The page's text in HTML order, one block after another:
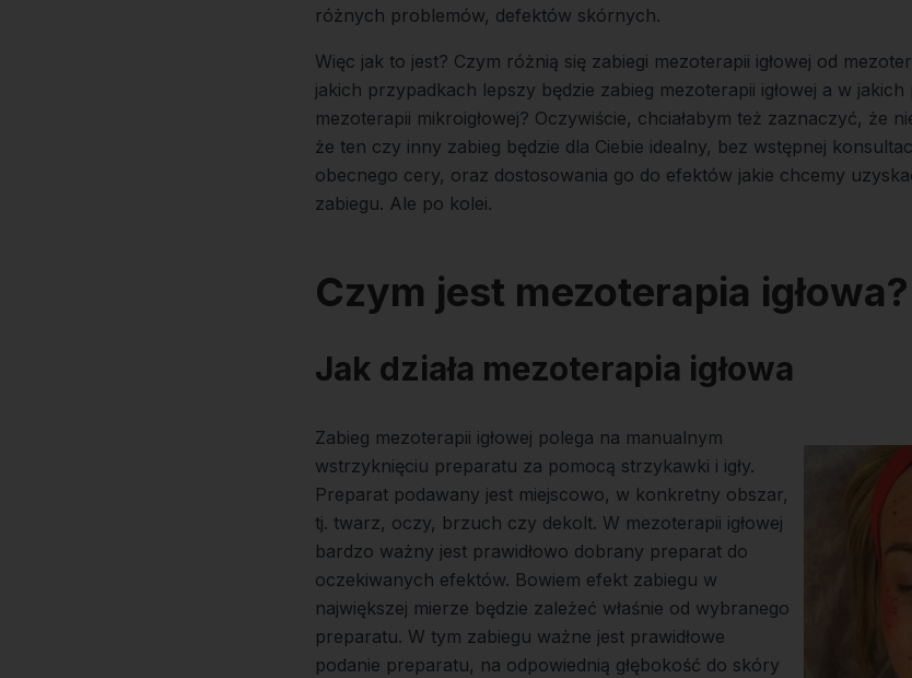
różnych problemów, defektów skórnych.
Więc jak to jest? Czym różnią się zabiegi mezoterapii igłowej od
jakich przypadkach lepszy będzie zabieg mezoterapii igłowej a w
mezoterapii mikroigłowej? Oczywiście, chciałabym też zaznaczyć, że
że ten czy inny zabieg będzie dla Ciebie idealny, bez wstępnej
obecnego cery, oraz dostosowania go do efektów jakie chcemy
zabiegu. Ale po kolei.
Czym jest mezoterapia igłowa?
Jak działa mezoterapia igłowa
Zabieg mezoterapii igłowej polega na manualnym
wstrzyknięciu preparatu za pomocą strzykawki i igły.
Preparat podawany jest miejscowo, w konkretny obszar,
tj. twarz, oczy, brzuch czy dekolt. W mezoterapii igłowej
bardzo ważny jest prawidłowo dobrany preparat do
oczekiwanych efektów. Bowiem efekt zabiegu w
największej mierze będzie zależeć właśnie od wybranego
preparatu. W tym zabiegu ważne jest prawidłowe
podanie preparatu, na odpowiednią głębokość do skóry